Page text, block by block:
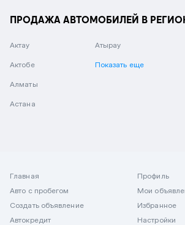
ПРОДАЖА АВТОМОБИЛЕЙ В
Актау
Актобе
Алматы
Астана
Атырау
Показать еще
Главная
Авто с пробегом
Создать объявление
Автокредит
Профиль
Мои
Избранное
Настройки